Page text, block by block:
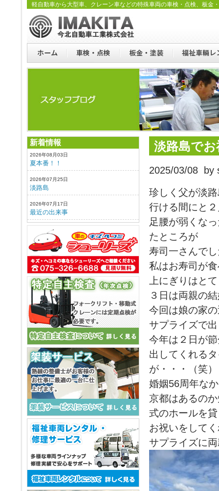
軽自動車から大型車、クレーン車などの特殊車両の車検・点検、板金
新着情報
2026年08月03日
夏本番！！
2026年07月25日
淡路島
2026年07月17日
最近の出来事
淡路島でお
2025/03/08 by
珍しく父が淡
行ける間にと
足腰が弱くな
たところが
寿司一さんで
私はお寿司が
上にぎりはと
３日は両親の
今回は娘の家
サプライズで
今年は２日が
出してくれる
が・・・（笑）
婚姻56周年な
京都はあるの
式のホールを
お祝いをして
サプライズに